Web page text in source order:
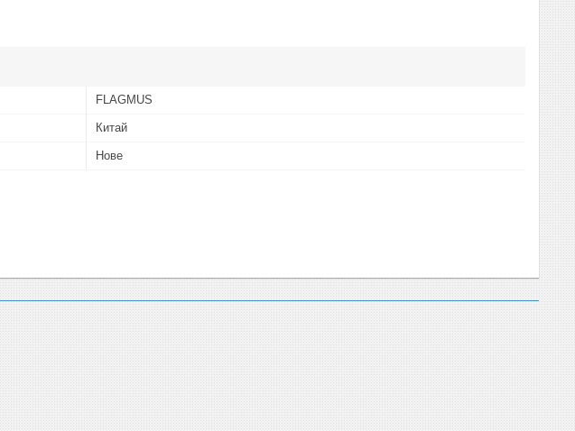
FLAGMUS
Китай
Нове